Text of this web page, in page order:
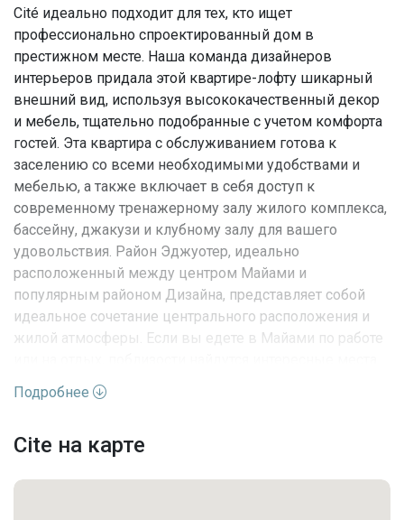
Cité идеально подходит для тех, кто ищет
профессионально спроектированный дом в
престижном месте. Наша команда дизайнеров
интерьеров придала этой квартире-лофту шикарный
внешний вид, используя высококачественный декор
и мебель, тщательно подобранные с учетом комфорта
гостей. Эта квартира с обслуживанием готова к
заселению со всеми необходимыми удобствами и
мебелью, а также включает в себя доступ к
современному тренажерному залу жилого комплекса,
бассейну, джакузи и клубному залу для вашего
удовольствия. Район Эджуотер, идеально
расположенный между центром Майами и
популярным районом Дизайна, представляет собой
идеальное сочетание центрального расположения и
жилой атмосферы. Если вы едете в Майами по работе
для каждого. Минимальный срок аренды: 30 дней.
Подробнее
Cite на карте